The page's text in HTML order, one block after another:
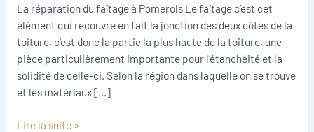
La réparation du faîtage à Pomerols Le faîtage c’est cet
élément qui recouvre en fait la jonction des deux côtés de la
toiture, c’est donc la partie la plus haute de la toiture, une
pièce particulièrement importante pour l’étanchéité et la
solidité de celle-ci. Selon la région dans laquelle on se trouve
et les matériaux […]
Lire la suite »